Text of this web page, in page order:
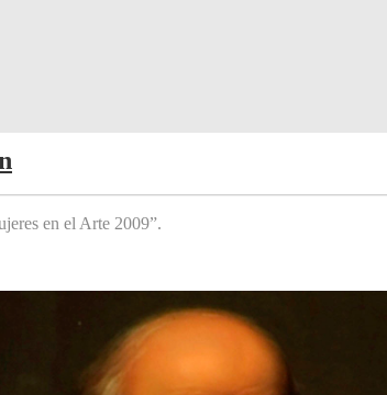
en el Arte 2009”.